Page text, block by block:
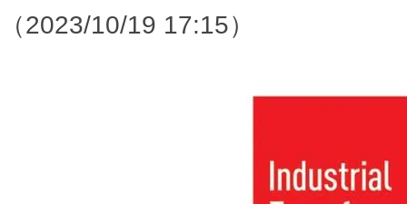
（2023/10/19 17:15）